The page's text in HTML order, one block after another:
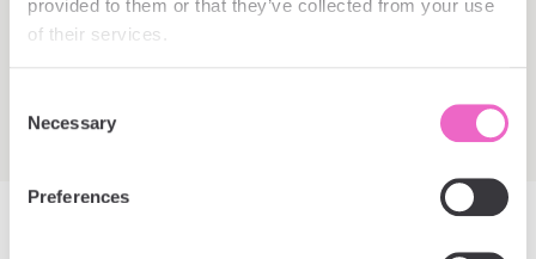
provided to them or that they’ve collected from your use
of their services.
Selection
Necessary
Preferences
wybielania zębów white label, pasty do zębów white
label, kosmetyki do wybielania zębów white label.